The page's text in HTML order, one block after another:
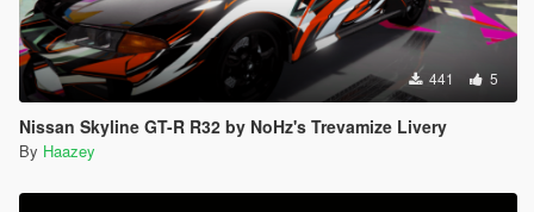
441 5
Nissan Skyline GT-R R32 by NoHz's Trevamize Livery
By Haazey